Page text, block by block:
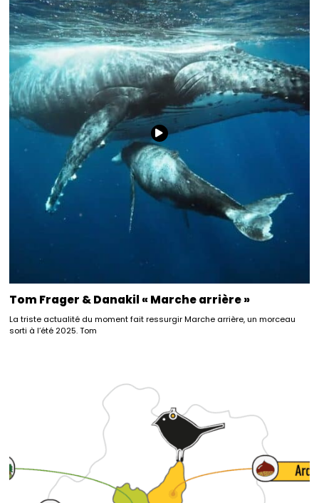
Tom Frager & Danakil « Marche arrière »
La triste actualité du moment fait ressurgir Marche arrière, un morceau
sorti à l’été 2025. Tom